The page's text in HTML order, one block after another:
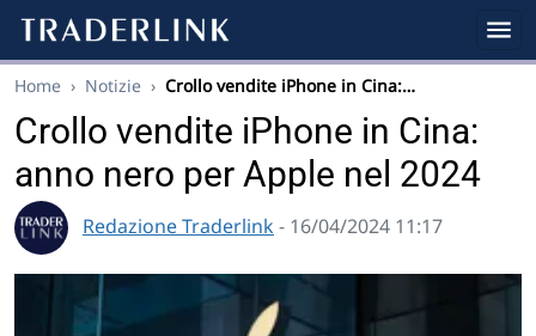
Home › Notizie › Crollo vendite iPhone in Cina:…
Crollo vendite iPhone in Cina:
anno nero per Apple nel 2024
Redazione Traderlink - 16/04/2024 11:17